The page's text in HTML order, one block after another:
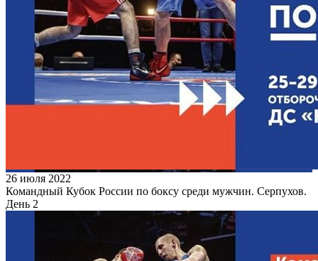
26 июля 2022
Командный Кубок России по боксу среди мужчин. Серпухов.
День 2